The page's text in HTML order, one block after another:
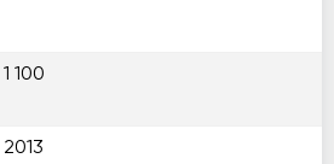
1 100
2013